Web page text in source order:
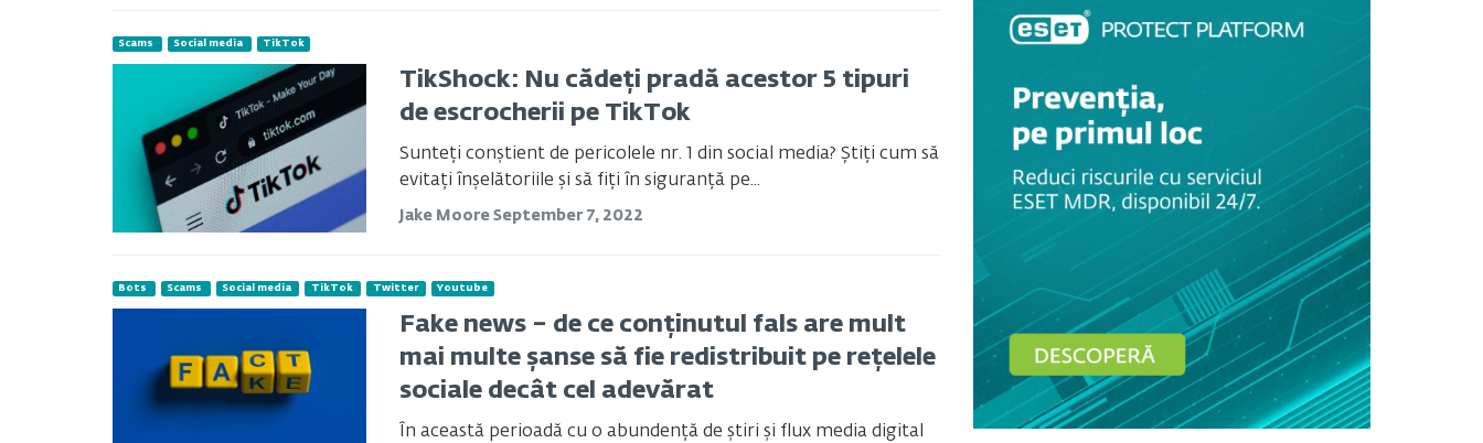
Scams Social media TikTok
TikShock: Nu cădeți pradă acestor 5 tipuri
de escrocherii pe TikTok
Sunteți conștient de pericolele nr. 1 din social media? Știți cum să
evitați înșelătoriile și să fiți în siguranță pe...
Jake Moore September 7, 2022
Bots Scams Social media TikTok Twitter Youtube
Fake news – de ce conținutul fals are mult
mai multe șanse să fie redistribuit pe rețelele
sociale decât cel adevărat
În această perioadă cu o abundență de știri și flux media digital